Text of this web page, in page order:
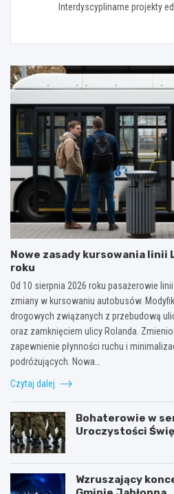
Interdyscyplinarne projekty
Nowe zasady kursowania linii
roku
Od 10 sierpnia 2026 roku pasażerowie
zmiany w kursowaniu autobusów.
drogowych związanych z przebudową
oraz zamknięciem ulicy Rolanda.
zapewnienie płynności ruchu i
podróżujących. Nowa…
Czytaj dalej
Bohaterowie w
Uroczystości
Wzruszający